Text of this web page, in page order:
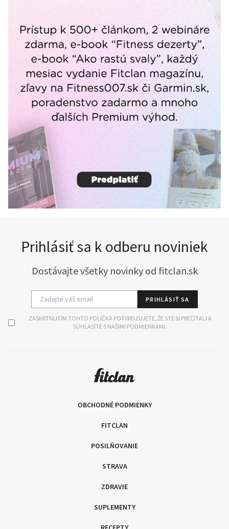
Prihlásiť sa k odberu noviniek
Dostávajte všetky novinky od fitclan.sk
PRIHLÁSIŤ SA
ZAŠKRTNUTÍM TOHTO POLÍČKA POTVRDZUJETE, ŽE STE SI PREČÍTALI A
SÚHLASÍTE S NAŠIMI PODMIENKAMI.
OBCHODNÉ PODMIENKY
FITCLAN
POSILŇOVANIE
STRAVA
ZDRAVIE
SUPLEMENTY